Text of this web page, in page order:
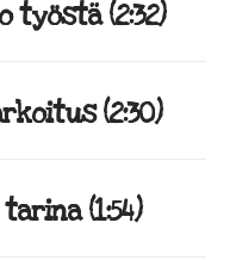
työstä (2:32)
(2:30)
(1:54)